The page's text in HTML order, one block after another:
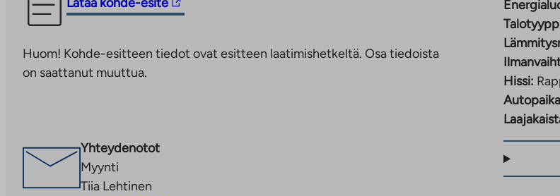
liikkumista entisestään. Härmälänranta on myös ekologinen valinta: alueella
on yhteiskäyttöautoja ja -pyöriä, ja rakentamisessa on painotettu
palveluun.
Linkki
Huom! Kohde-esitteen tiedot ovat esitteen laatimishetkeltä. Osa tiedoista
on saattanut muuttua.
Yhteydenotot
Myynti
Tiia Lehtinen
Hissi: